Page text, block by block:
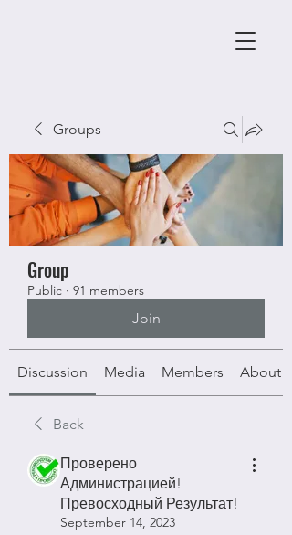
Groups
Group
Public · 91 members
Join
Discussion Media Members About
Back
Проверено
Администрацией!
Превосходный Результат!
September 14, 2023